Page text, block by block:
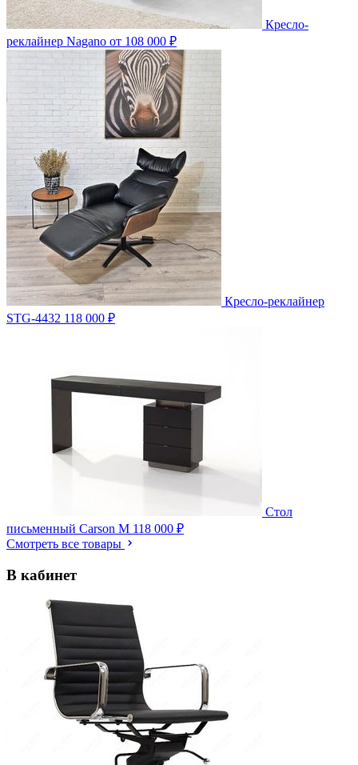
Кресло-
реклайнер Nagano от 108 000 ₽
Кресло-реклайнер
STG-4432 118 000 ₽
Стол
письменный Carson M 118 000 ₽
Смотреть все товары
В кабинет